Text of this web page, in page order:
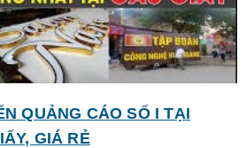
QUẢNG CÁO SỐ I TẠI
GIÁ RẺ